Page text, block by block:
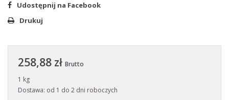
Udostępnij na Facebook
Drukuj
258,88 zł Brutto
1 kg
Dostawa: od 1 do 2 dni roboczych